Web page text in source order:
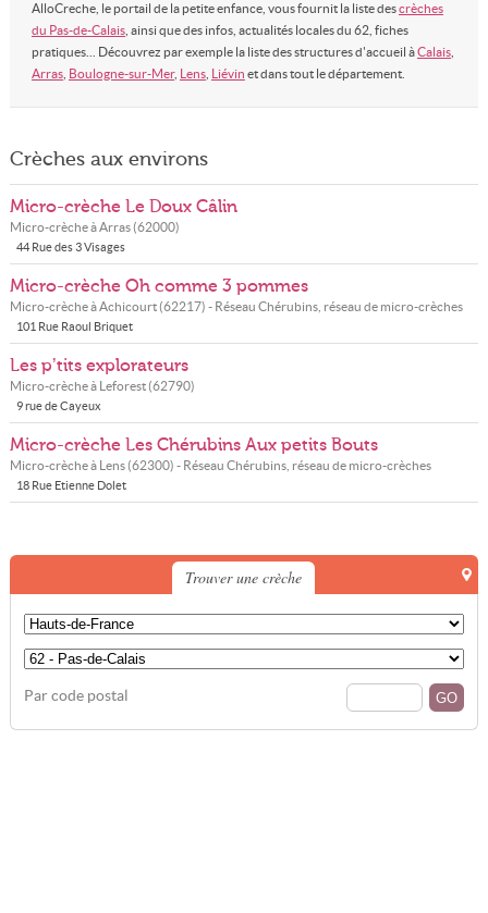
AlloCreche, le portail de la petite enfance, vous fournit la liste descrèches
du Pas-de-Calais, ainsi que des infos, actualités locales du 62, fiches
pratiques... Découvrez par exemple la liste des structures d'accueil àCalais,
Arras, Boulogne-sur-Mer, Lens, Liévin et dans tout le département.
Crèches aux environs
Micro-crèche Le Doux Câlin
Micro-crèche àArras(62000)
44 Rue des 3 Visages
Micro-crèche Oh comme 3 pommes
Micro-crèche àAchicourt(62217) - Réseau Chérubins, réseau de micro-crèches
101 Rue Raoul Briquet
Les p’tits explorateurs
Micro-crèche à Leforest(62790)
9 rue de Cayeux
Micro-crèche Les Chérubins Aux petits Bouts
Micro-crèche à Lens(62300) - Réseau Chérubins, réseau de micro-crèches
18 Rue Etienne Dolet
Trouver une crèche
Par code postal